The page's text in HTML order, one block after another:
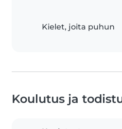
Kielet, joita puhun
Koulutus ja